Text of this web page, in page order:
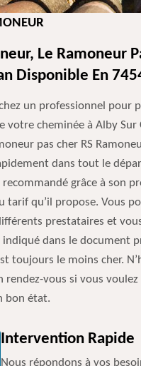
Le Ramoneur
Disponible En
un professionnel pour
votre cheminée à Alby Sur
pas cher RS
dans tout le
grâce à son
tarif qu’il propose. Vous
prestataires et
dans le document
toujours le moins cher.
rendez-vous si vous
bon état.
Intervention Rapide
Nous répondons à vos